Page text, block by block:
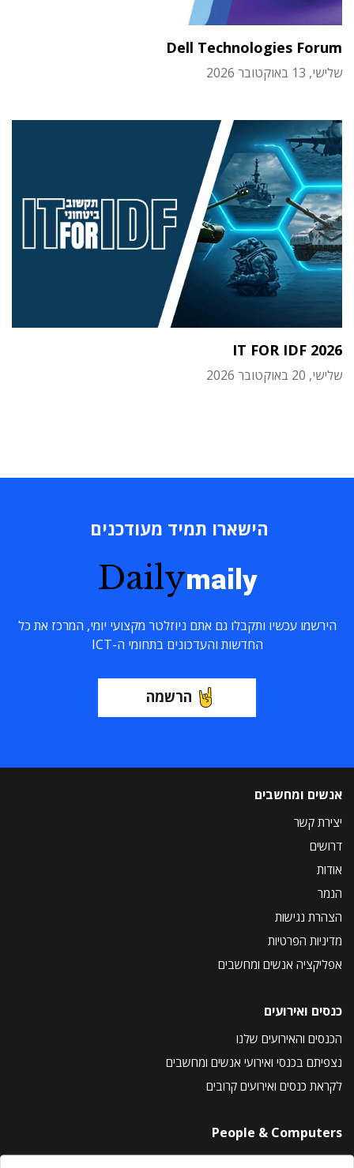
Dell Technologies Forum
שלישי, 13 באוקטובר 2026
IT FOR IDF 2026
שלישי, 20 באוקטובר 2026
הישארו תמיד מעודכנים
Dailymaily
הירשמו עכשיו ותקבלו גם אתם ניוזלטר מקצועי יומי, המרכז את כל
החדשות והעדכונים בתחומי ה-ICT
הרשמה
אנשים ומחשבים
יצירת קשר
דרושים
אודות
הנמר
הצהרת נגישות
מדיניות הפרטיות
אפליקציה אנשים ומחשבים
כנסים ואירועים
הכנסים והאירועים שלנו
נצפיתם בכנסי ואירועי אנשים ומחשבים
לקראת כנסים ואירועים קרובים
People & Computers
About Us